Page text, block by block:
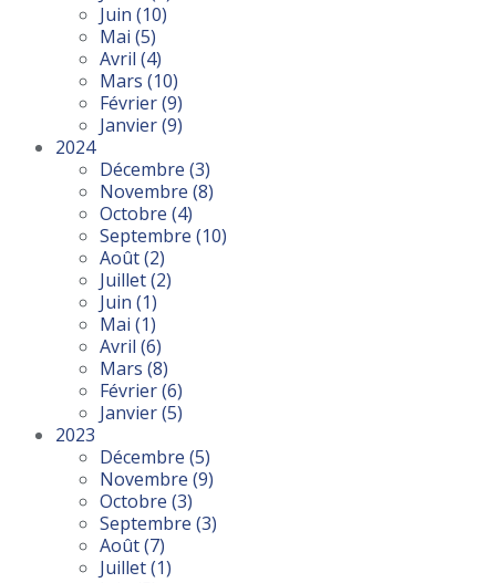
Juin (10)
Mai (5)
Avril (4)
Mars (10)
Février(9)
Janvier(9)
2024
Décembre (3)
Novembre (8)
Octobre (4)
Septembre (10)
Août(2)
Juillet(2)
Juin (1)
Mai (1)
Avril (6)
Mars (8)
Février(6)
Janvier(5)
2023
Décembre (5)
Novembre (9)
Octobre (3)
Septembre (3)
Août(7)
Juillet(1)